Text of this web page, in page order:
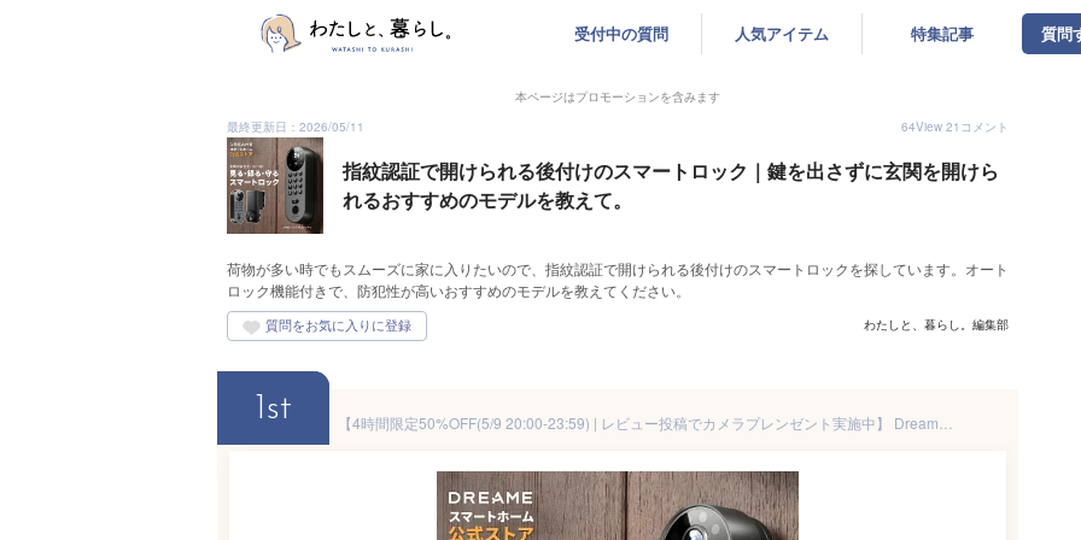
受付中の質問 人気アイテム 特集記事 質問
本ページはプロモーションを含みます
最終更新日：2026/05/11
64View 21 コメント
指紋認証で開けられる後付けのスマートロック｜鍵を出さずに玄関を開けら
れるおすすめのモデルを教えて。
荷物が多い時でもスムーズに家に入りたいので、指紋認証で開けられる後付けのスマートロックを探しています。オート
ロック機能付きで、防犯性が高いおすすめのモデルを教えてください。
わたしと、暮らし。編集部
1st